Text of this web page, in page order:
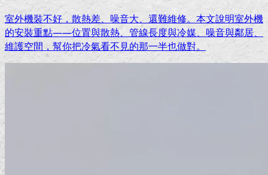
室外機裝不好，散熱差、噪音大、還難維修。本文說明室外機
的安裝重點——位置與散熱、管線長度與冷媒、噪音與鄰居、
維護空間，幫你把冷氣看不見的那一半也做對。